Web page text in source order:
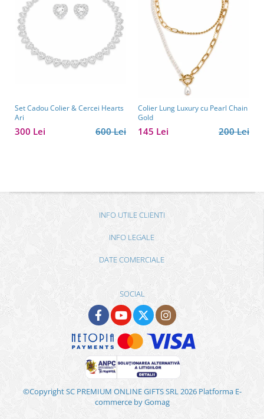
Set Cadou Colier & Cercei Hearts
Ari
600 Lei
300 Lei
Colier Lung Luxury cu Pearl Chain
Gold
200 Lei
145 Lei
INFO UTILE CLIENTI
INFO LEGALE
DATE COMERCIALE
SOCIAL
©Copyright SC PREMIUM ONLINE GIFTS SRL 2026 Platforma E-
commerce by Gomag